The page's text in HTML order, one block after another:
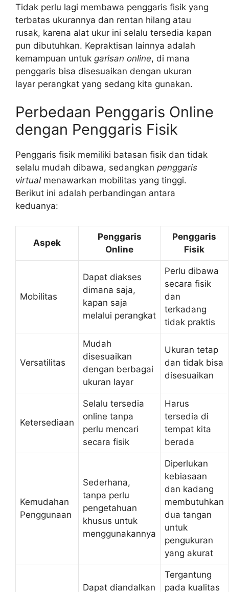
Tidak perlu lagi membawa penggaris fisik yang
terbatas ukurannya dan rentan hilang atau
rusak, karena alat ukur ini selalu tersedia kapan
pun dibutuhkan. Kepraktisan lainnya adalah
kemampuan untuk garisan online, di mana
penggaris bisa disesuaikan dengan ukuran
layar perangkat yang sedang kita gunakan.
Perbedaan Penggaris Online
dengan Penggaris Fisik
Penggaris fisik memiliki batasan fisik dan tidak
selalu mudah dibawa, sedangkan penggaris
virtual menawarkan mobilitas yang tinggi.
Berikut ini adalah perbandingan antara
keduanya:
Aspek
Penggaris
Online
Penggaris
Fisik
Mobilitas
Dapat diakses
dimana saja,
kapan saja
melalui perangkat
Perlu dibawa
secara fisik
dan
terkadang
tidak praktis
Versatilitas
Mudah
disesuaikan
dengan berbagai
ukuran layar
Ukuran tetap
dan tidak bisa
disesuaikan
Ketersediaan
Selalu tersedia
online tanpa
perlu mencari
secara fisik
Harus
tersedia di
tempat kita
berada
Kemudahan
Penggunaan
Sederhana,
tanpa perlu
pengetahuan
khusus untuk
menggunakannya
Diperlukan
kebiasaan
dan kadang
membutuhkan
dua tangan
untuk
pengukuran
yang akurat
Dapat diandalkan
Tergantung
pada kualitas